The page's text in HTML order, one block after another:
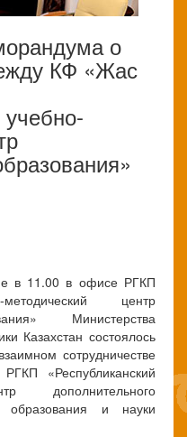
о
КФ «Жас
в 11.00 в офисе РГКП
методический центр
Министерства
Казахстан состоялось
сотрудничестве
«Республиканский
дополнительного
образования и науки